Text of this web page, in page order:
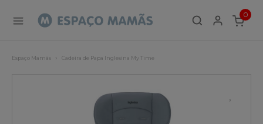
0
ITEMS
Espaço Mamãs Cadeira de Papa Inglesina My Time